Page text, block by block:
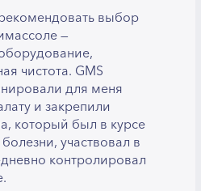
выбор
—
чистота. GMS
для меня
и закрепили
который был в курсе
участвовал в
контролировал